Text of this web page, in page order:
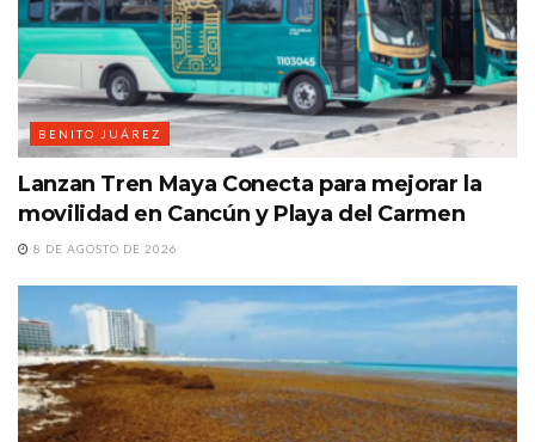
BENITO JUÁREZ
Lanzan Tren Maya Conecta para mejorar la
movilidad en Cancún y Playa del Carmen
8 DE AGOSTO DE 2026